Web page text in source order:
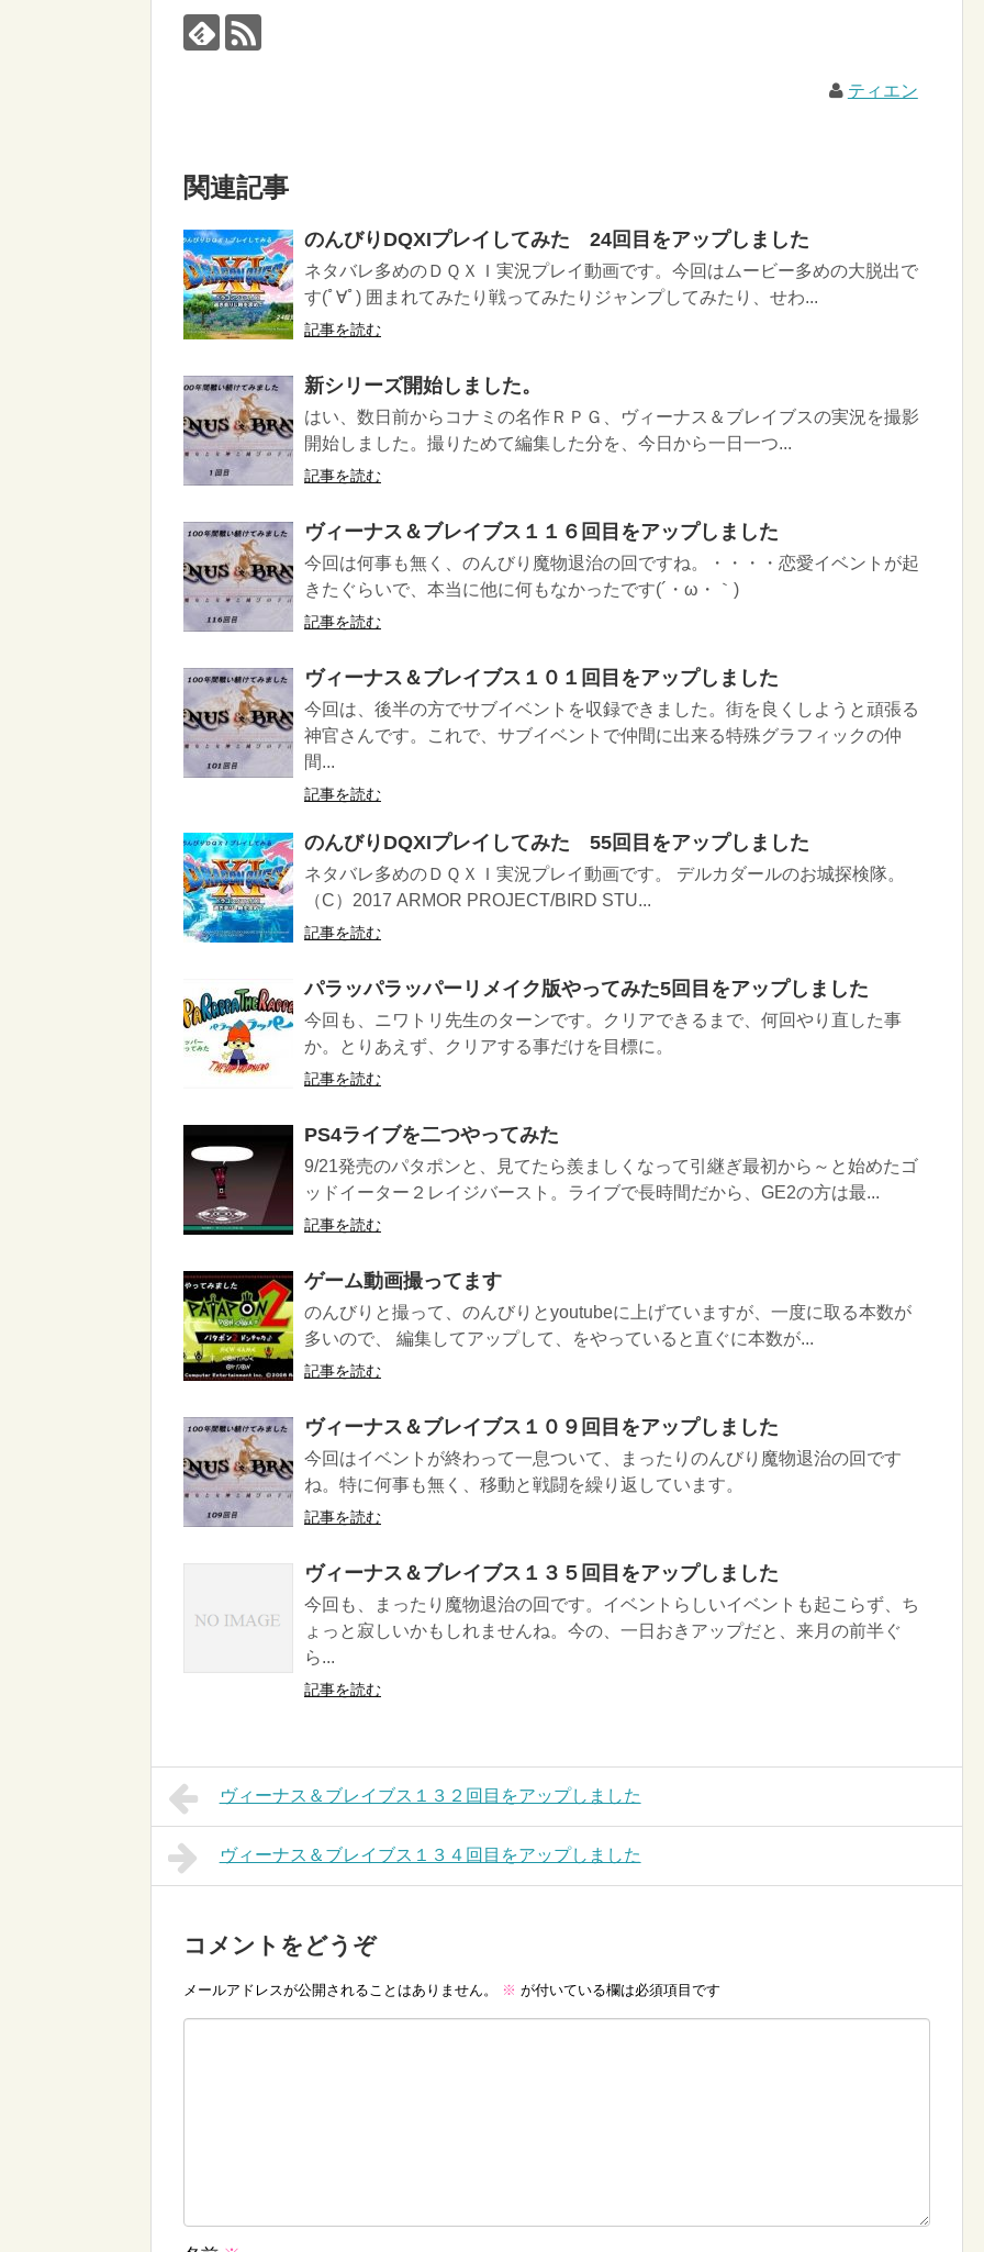
ティエン
関連記事
のんびりDQXIプレイしてみた 24回目をアップしました
ネタバレ多めのＤＱＸＩ実況プレイ動画です。今回はムービー多めの大脱出で
す(ﾟ∀ﾟ) 囲まれてみたり戦ってみたりジャンプしてみたり、せわ...
記事を読む
新シリーズ開始しました。
はい、数日前からコナミの名作ＲＰＧ、ヴィーナス＆ブレイブスの実況を撮影
開始しました。撮りためて編集した分を、今日から一日一つ...
記事を読む
ヴィーナス＆ブレイブス１１６回目をアップしました
今回は何事も無く、のんびり魔物退治の回ですね。・・・・恋愛イベントが起
きたぐらいで、本当に他に何もなかったです(´・ω・｀)
記事を読む
ヴィーナス＆ブレイブス１０１回目をアップしました
今回は、後半の方でサブイベントを収録できました。街を良くしようと頑張る
神官さんです。これで、サブイベントで仲間に出来る特殊グラフィックの仲
間...
記事を読む
のんびりDQXIプレイしてみた 55回目をアップしました
ネタバレ多めのＤＱＸＩ実況プレイ動画です。 デルカダールのお城探検隊。
（C）2017 ARMOR PROJECT/BIRD STU...
記事を読む
パラッパラッパーリメイク版やってみた5回目をアップしました
今回も、ニワトリ先生のターンです。クリアできるまで、何回やり直した事
か。とりあえず、クリアする事だけを目標に。
記事を読む
PS4ライブを二つやってみた
9/21発売のパタポンと、見てたら羨ましくなって引継ぎ最初から～と始めたゴ
ッドイーター２レイジバースト。ライブで長時間だから、GE2の方は最...
記事を読む
ゲーム動画撮ってます
のんびりと撮って、のんびりとyoutubeに上げていますが、一度に取る本数が
多いので、 編集してアップして、をやっていると直ぐに本数が...
記事を読む
ヴィーナス＆ブレイブス１０９回目をアップしました
今回はイベントが終わって一息ついて、まったりのんびり魔物退治の回です
ね。特に何事も無く、移動と戦闘を繰り返しています。
記事を読む
ヴィーナス＆ブレイブス１３５回目をアップしました
今回も、まったり魔物退治の回です。イベントらしいイベントも起こらず、ち
ょっと寂しいかもしれませんね。今の、一日おきアップだと、来月の前半ぐ
ら...
記事を読む
ヴィーナス＆ブレイブス１３２回目をアップしました
ヴィーナス＆ブレイブス１３４回目をアップしました
コメントをどうぞ
メールアドレスが公開されることはありません。 ※ が付いている欄は必須項目です